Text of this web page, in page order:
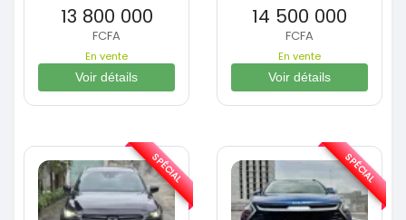
13 800 000
FCFA
En vente
Voir détails
14 500 000
FCFA
En vente
Voir détails
SPÉCIAL SPÉCIAL